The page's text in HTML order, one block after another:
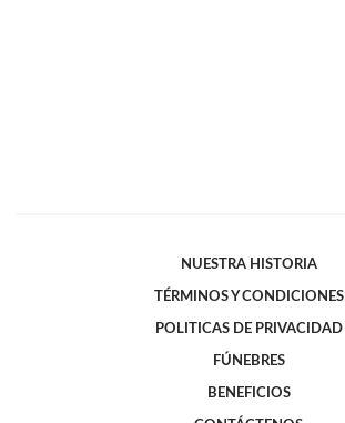
NUESTRA HISTORIA
TÉRMINOS Y CONDICIONES
POLITICAS DE PRIVACIDAD
FÚNEBRES
BENEFICIOS